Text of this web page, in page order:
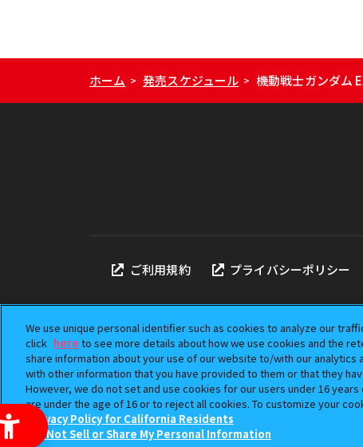
ホーム > 発売スケジュール > 機動戦士ガンダム
ご利用規約 プライバシーポリシー
本サイトに掲載されている
「ガシャポン」は株式会社
©BANDAI
We use unique personal identifier such as cookies to analyze our
click here to see more details about how we use cookies and the
share information about your use of our website to/with our analytics
with other information that you have provided to them or that they
However, we do not set and use cookies for our users under 16 years
are under the age of 16 or to reject all cookies. To customize your
Privacy Policy for California Residents
Do Not Sell or Share My Personal Information